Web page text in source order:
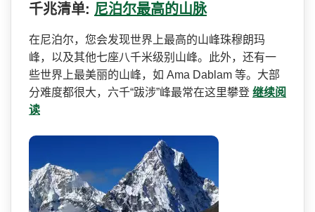
千兆清单: 尼泊尔最高的山脉
在尼泊尔，您会发现世界上最­高的山峰珠穆朗玛
峰，以及其他七座八千米级别山峰。­此外，还有一
些世界上最美丽的山峰，如 Ama Dablam 等。大部
分难度都很大，六千­“跋涉”峰最常在这里攀登 继续阅
读